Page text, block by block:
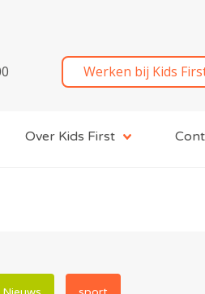
Werken bij Kids
Over Kids First